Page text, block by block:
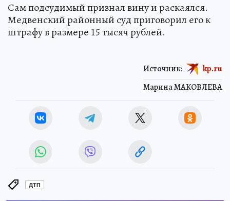
Сам подсудимый признал вину и раскаялся.
Медвенский районный суд приговорил его к
штрафу в размере 15 тысяч рублей.
Марина МАКОВЛЕВА
Источник: kp.ru
ДТП